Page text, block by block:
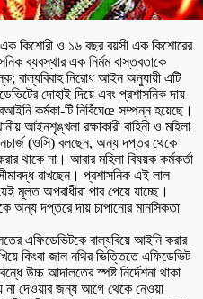
এক কিশোরী ও ১৬ বছর বয়সী এক কিশোরের
ব্যবস্থার এক নির্মম বাস্তবতাকে
বাল্যবিবাহ নিরোধ আইন অনুযায়ী এটি
দোহাই দিয়ে এবং প্রশাসনিক দায়
কর্মকা-টি নির্বিঘেœ সম্পন্ন হয়েছে।
আইনশৃঙ্খলা রক্ষাকারী বাহিনী ও মহিলা
ইনচার্জ (ওসি) বলছেন, অন্য দপ্তর থেকে
থাকে না। আবার মহিলা বিষয়ক কর্মকর্তা
রাখছেন। প্রশাসনিক এই লাল
মূলত অপরাধীরা পার পেয়ে যাচ্ছে।
অন্য দপ্তরে দায় চাপানোর মানসিকতা
এফিডেভিটকে বাল্যবিয়ে আইনি করার
কিংবা জাল নথির ভিত্তিতে এফিডেভিট
উচ্চ আদালতের স্পষ্ট নির্দেশনা থাকা
না দেওয়ার জন্য আগে থেকে নেওয়া